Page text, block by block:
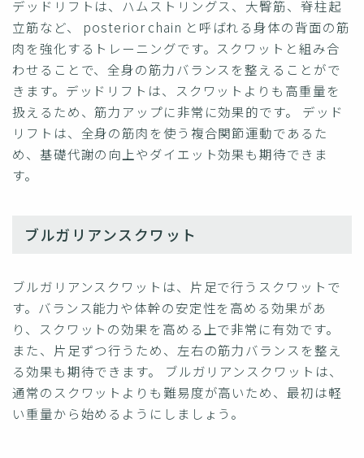
デッドリフトは、ハムストリングス、大臀筋、脊柱起
立筋など、 posterior chain と呼ばれる身体の背面の筋
肉を強化するトレーニングです。スクワットと組み合
わせることで、全身の筋力バランスを整えることがで
きます。デッドリフトは、スクワットよりも高重量を
扱えるため、筋力アップに非常に効果的です。 デッド
リフトは、全身の筋肉を使う複合関節運動であるた
め、基礎代謝の向上やダイエット効果も期待できま
す。
ブルガリアンスクワット
ブルガリアンスクワットは、片足で行うスクワットで
す。バランス能力や体幹の安定性を高める効果があ
り、スクワットの効果を高める上で非常に有効です。
また、片足ずつ行うため、左右の筋力バランスを整え
る効果も期待できます。 ブルガリアンスクワットは、
通常のスクワットよりも難易度が高いため、最初は軽
い重量から始めるようにしましょう。